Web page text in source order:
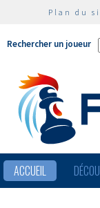
Plan du
Rechercher un joueur
ACCUEIL